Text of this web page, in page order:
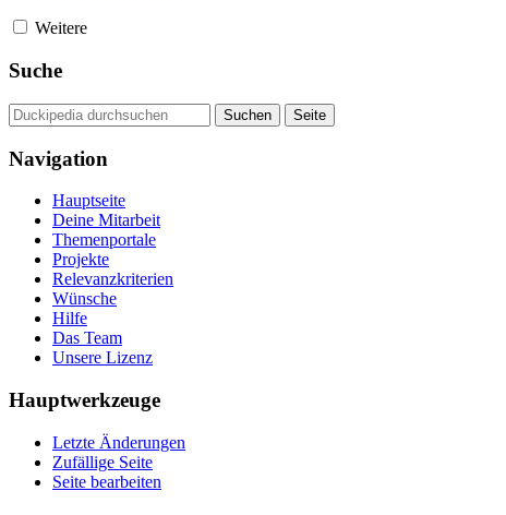
Weitere
Suche
Navigation
Hauptseite
Deine Mitarbeit
Themenportale
Projekte
Relevanzkriterien
Wünsche
Hilfe
Das Team
Unsere Lizenz
Hauptwerkzeuge
Letzte Änderungen
Zufällige Seite
Seite bearbeiten